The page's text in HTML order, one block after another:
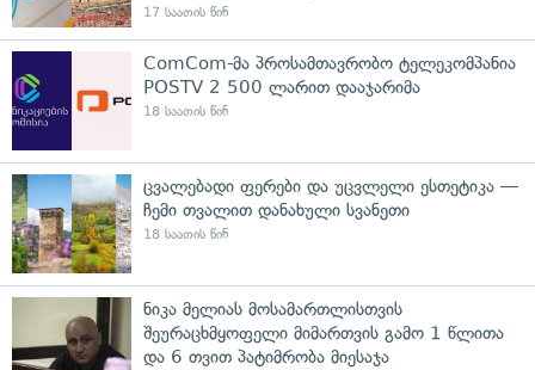
17 საათის წინ
ComCom-მა პროსამთავრობო ტელეკომპანია
POSTV 2 500 ლარით დააჯარიმა
18 საათის წინ
ცვალებადი ფერები და უცვლელი ესთეტიკა —
ჩემი თვალით დანახული სვანეთი
18 საათის წინ
ნიკა მელიას მოსამართლისთვის
შეურაცხმყოფელი მიმართვის გამო 1 წლითა
და 6 თვით პატიმრობა მიესაჯა